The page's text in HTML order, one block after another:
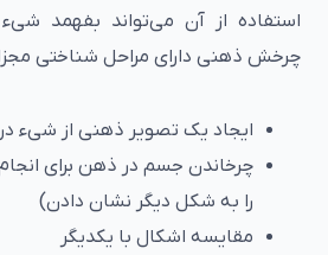
استفاده از آن می‌تواند بفهمد
چرخش ذهنی دارای مراحل شناختی
ایجاد یک تصویر ذهنی از شیء
چرخاندن جسم در ذهن برای
را به شکل دیگر نشان دادن)
مقایسه اشکال با یکدیگر